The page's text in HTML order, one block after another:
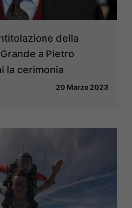
della
a Pietro
la cerimonia
20 Marzo 2023